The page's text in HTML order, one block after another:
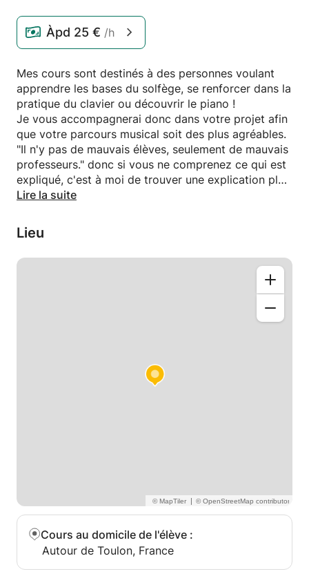
Àpd 25 € /h
Mes cours sont destinés à des personnes voulant
apprendre les bases du solfège, se renforcer dans la
pratique du clavier ou découvrir le piano !
Je vous accompagnerai donc dans votre projet afin
que votre parcours musical soit des plus agréables.
"Il n'y pas de mauvais élèves, seulement de mauvais
professeurs." donc si vous ne comprenez ce qui est
expliqué, c'est à moi de trouver une explication plus
adaptée.
Lire la suite
Lieu
|
Cours au domicile de l'élève :
Autour de Toulon, France